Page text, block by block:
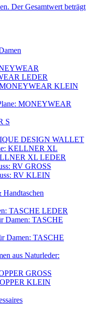
Der Gesamtwert beträgt
LEDER
MONEYWEAR KLEIN
MONEYWEAR
S
DESIGN WALLET
KELLNER XL
XL LEDER
RV GROSS
RV KLEIN
TASCHE LEDER
Damen: TASCHE
Damen: TASCHE
aus Naturleder:
GROSS
KLEIN